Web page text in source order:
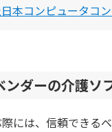
本コンピュータコ
ンダーの介護ソ
には、信頼できる